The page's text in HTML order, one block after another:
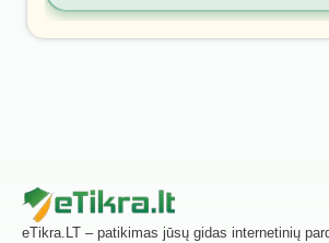
eTikra.LT – patikimas jūsų gidas internetinių